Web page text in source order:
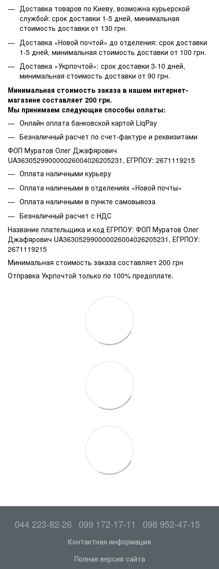
Доставка товаров по Киеву, возможна курьерской
службой: срок доставки 1-5 дней, минимальная
стоимость доставки от 130 грн.
Доставка «Новой почтой» до отделения: срок доставки
1-5 дней, минимальная стоимость доставки от 100 грн.
Доставка «Укрпочтой»: срок доставки 3-10 дней,
минимальная стоимость доставки от 90 грн.
Минимальная стоимость заказа в нашем интернет-
магазине составляет 200 грн.
Мы принимаем следующие способы оплаты:
Онлайн оплата банковской картой LiqPay
Безналичный расчет по счет-фактуре и реквизитами
ФОП Муратов Олег Джафярович
UA363052990000026004026205231, ЕГРПОУ: 2671119215
Оплата наличными курьеру
Оплата наличными в отделениях «Новой почты»
Оплата наличными в пункте самовывоза
Безналичный расчет с НДС
Название плательщика и код ЕГРПОУ: ФОП Муратов Олег
Джафярович UA363052990000026004026205231, ЕГРПОУ:
2671119215
Минимальная стоимость заказа составляет 200 грн
Отправка Укрпочтой только по 100% предоплате.
044 223-82-26 099 172-17-11 098 952-47-15
Контактная информация
Полная версия сайта